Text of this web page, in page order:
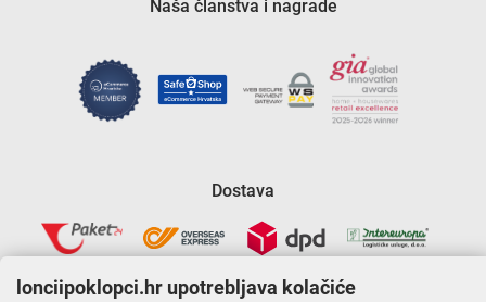
Naša članstva i nagrade
Dostava
lonciipoklopci.hr upotrebljava kolačiće